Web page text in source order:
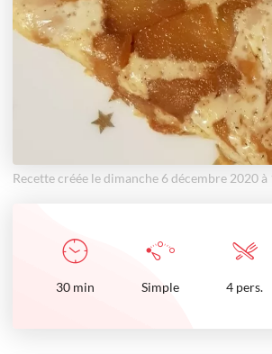
Recette créée le dimanche 6 décembre 2020 à
30 min Simple 4 pers.